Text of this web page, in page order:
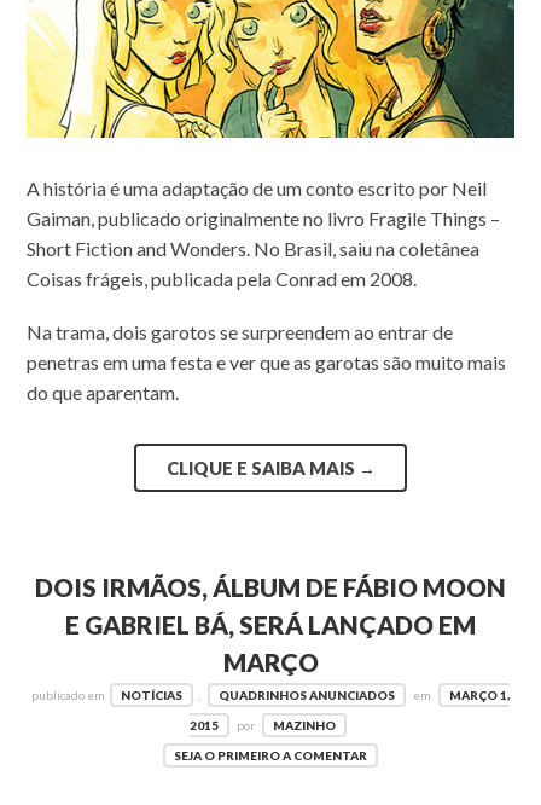
A história é uma adaptação de um conto escrito por Neil
Gaiman, publicado originalmente no livro Fragile Things –
Short Fiction and Wonders. No Brasil, saiu na coletânea
Coisas frágeis, publicada pela Conrad em 2008.
Na trama, dois garotos se surpreendem ao entrar de
penetras em uma festa e ver que as garotas são muito mais
do que aparentam.
CLIQUE E SAIBA MAIS →
DOIS IRMÃOS, ÁLBUM DE FÁBIO MOON
E GABRIEL BÁ, SERÁ LANÇADO EM
MARÇO
publicado em NOTÍCIAS , QUADRINHOS ANUNCIADOS em MARÇO 1,
2015 por MAZINHO
SEJA O PRIMEIRO A COMENTAR